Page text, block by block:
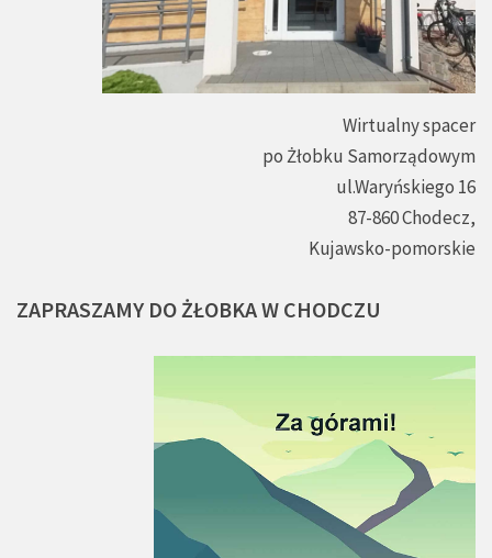
Wirtualny spacer
po Żłobku Samorządowym
ul.Waryńskiego 16
87-860 Chodecz,
Kujawsko-pomorskie
ZAPRASZAMY DO ŻŁOBKAW CHODCZU